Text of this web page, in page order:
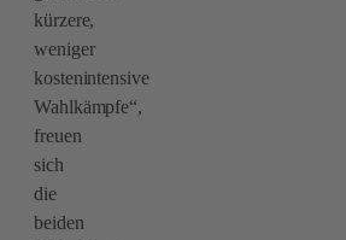
kürzere,
weniger
kostenintensive
Wahlkämpfe“,
freuen
sich
die
beiden